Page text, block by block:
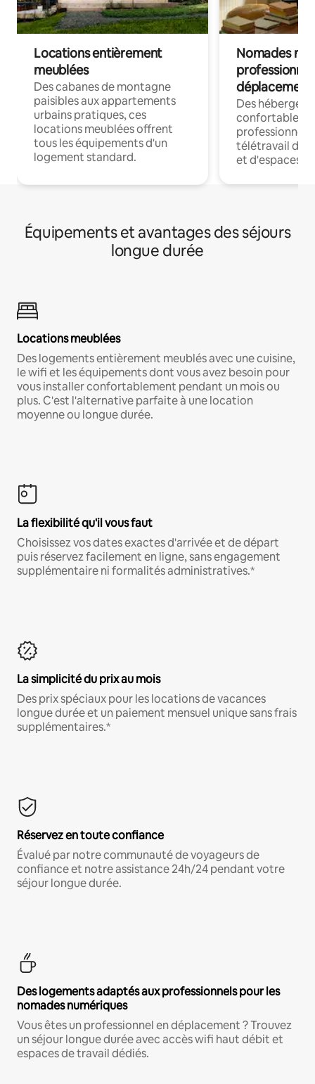
Locations entièrement
meublées
Des cabanes de montagne
paisibles aux appartements
urbains pratiques, ces
locations meublées offrent
tous les équipements d'un
logement standard.
Nomades
déplacement
Des
confortables
professionnels
télétravail
et d'espaces
Équipements et avantages des séjours
longue durée
Locations meublées
Des logements entièrement meublés avec une cuisine,
le wifi et les équipements dont vous avez besoin pour
vous installer confortablement pendant un mois ou
plus. C'est l'alternative parfaite à une location
moyenne ou longue durée.
La flexibilité qu'il vous faut
Choisissez vos dates exactes d'arrivée et de départ
puis réservez facilement en ligne, sans engagement
supplémentaire ni formalités administratives.*
La simplicité du prix au mois
Des prix spéciaux pour les locations de vacances
longue durée et un paiement mensuel unique sans frais
supplémentaires.*
Réservez en toute confiance
Évalué par notre communauté de voyageurs de
confiance et notre assistance 24h/24 pendant votre
séjour longue durée.
Des logements adaptés aux professionnels pour les
nomades numériques
Vous êtes un professionnel en déplacement ? Trouvez
un séjour longue durée avec accès wifi haut débit et
espaces de travail dédiés.